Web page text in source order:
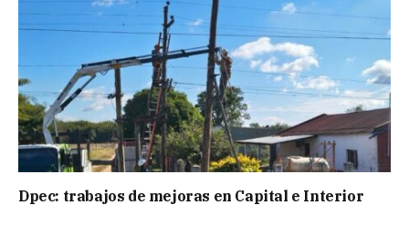
Dpec: trabajos de mejoras en Capital e Interior